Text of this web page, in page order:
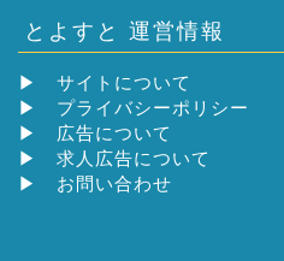
とよすと 運営情報
▶ サイトについて
▶ プライバシーポリシー
▶ 広告について
▶ 求人広告について
▶ お問い合わせ